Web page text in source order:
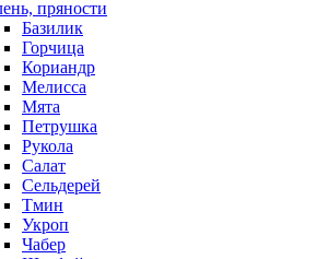
пряности
Базилик
Горчица
Кориандр
Мелисса
Мята
Петрушка
Рукола
Салат
Сельдерей
Тмин
Укроп
Чабер